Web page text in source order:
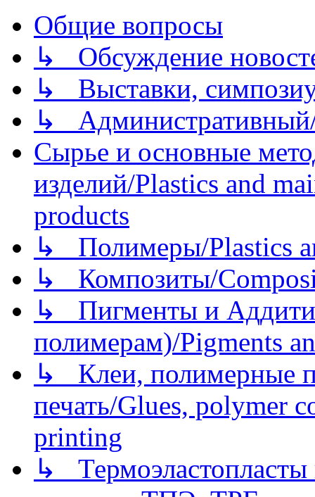
Общие вопросы
↳ Обсуждение
↳ Выставки,
↳
Сырье и основные
изделий/Plastics and
products
↳ Полимеры/Plastics
↳ Композиты/
↳ Пигменты и
полимерам)/Pigments
↳ Клеи, полимерные
печать/Glues, polymer
printing
↳